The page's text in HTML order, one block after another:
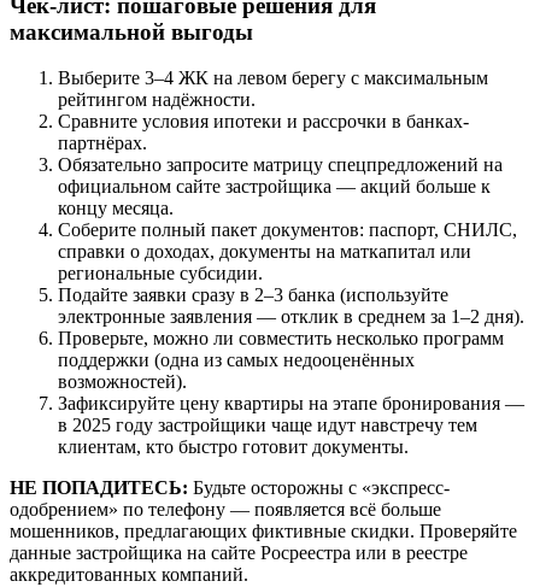
максимальной выгоды
Выберите 3–4 ЖК на левом берегу с максимальным
рейтингом надёжности.
Сравните условия ипотеки и рассрочки в банках-
партнёрах.
Обязательно запросите матрицу спецпредложений на
официальном сайте застройщика — акций больше к
концу месяца.
Соберите полный пакет документов: паспорт, СНИЛС,
справки о доходах, документы на маткапитал или
региональные субсидии.
Подайте заявки сразу в 2–3 банка (используйте
электронные заявления — отклик в среднем за 1–2 дня).
Проверьте, можно ли совместить несколько программ
поддержки (одна из самых недооценённых
возможностей).
Зафиксируйте цену квартиры на этапе бронирования —
в 2025 году застройщики чаще идут навстречу тем
клиентам, кто быстро готовит документы.
НЕ ПОПАДИТЕСЬ: Будьте осторожны с «экспресс-
одобрением» по телефону — появляется всё больше
мошенников, предлагающих фиктивные скидки. Проверяйте
данные застройщика на сайте Росреестра или в реестре
аккредитованных компаний.